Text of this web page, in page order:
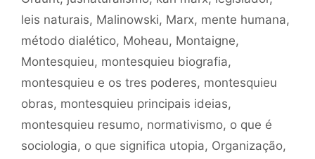
leis naturais, Malinowski, Marx, mente humana,
método dialético, Moheau, Montaigne,
Montesquieu, montesquieu biografia,
montesquieu e os tres poderes, montesquieu
obras, montesquieu principais ideias,
montesquieu resumo, normativismo, o que é
sociologia, o que significa utopia, Organização,